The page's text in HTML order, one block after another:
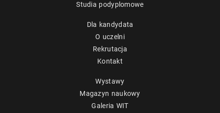
Studia podyplomowe
Dla kandydata
O uczelni
Rekrutacja
Kontakt
Wystawy
Magazyn naukowy
Galeria WIT